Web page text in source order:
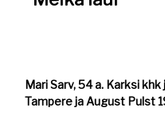
Mari Sarv, 54 a. Karksi
Tampere ja August Pulst